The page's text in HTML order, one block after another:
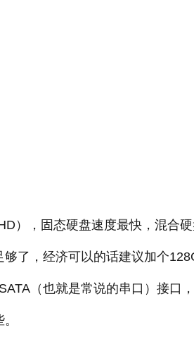
），固态硬盘速度最快，混合
了，经济可以的话建议加个
（也就是常说的串口）接口